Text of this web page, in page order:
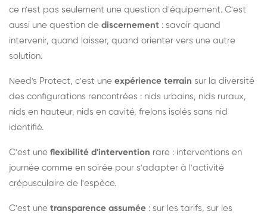
ce n'est pas seulement une question d'équipement. C'est
aussi une question de discernement : savoir quand
intervenir, quand laisser, quand orienter vers une autre
solution.
Need's Protect, c'est une expérience terrain sur la diversité
des configurations rencontrées : nids urbains, nids ruraux,
nids en hauteur, nids en cavité, frelons isolés sans nid
identifié.
C'est une flexibilité d'intervention rare : interventions en
journée comme en soirée pour s'adapter à l'activité
crépusculaire de l'espèce.
C'est une transparence assumée : sur les tarifs, sur les